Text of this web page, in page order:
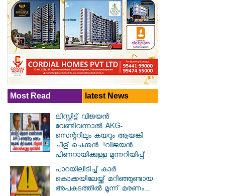
Most Read latest News
ലിസ്റ്റിട്ട് വിജയൻ
വേണ്ടിവന്നാൽ AKG-
സെന്ററിലും കയറും ആയങ്കി
ചീള് ചെക്കൻ..!വിജയൻ
പിണറായിക്കുള്ള മുന്നറിയിപ്പ്
പാറയിലിടിച്ച് കാർ
കൊക്കയിലേയ്ക്ക് മറിഞ്ഞുണ്ടായ
അപക‌ടത്തിൽ മൂന്ന് മരണം...